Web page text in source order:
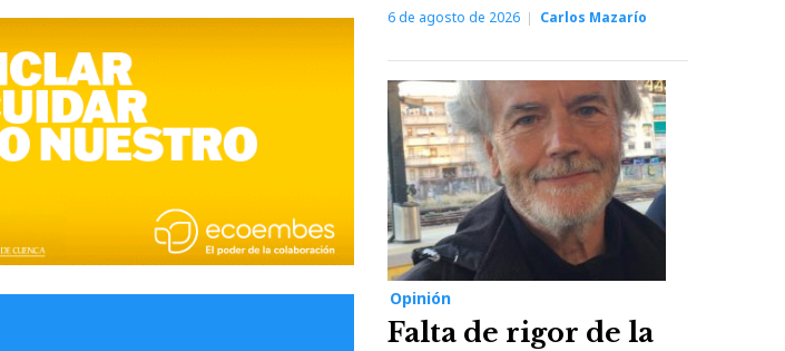
6 de agosto de 2026 Carlos Mazarío
Opinión
Falta de rigor de la